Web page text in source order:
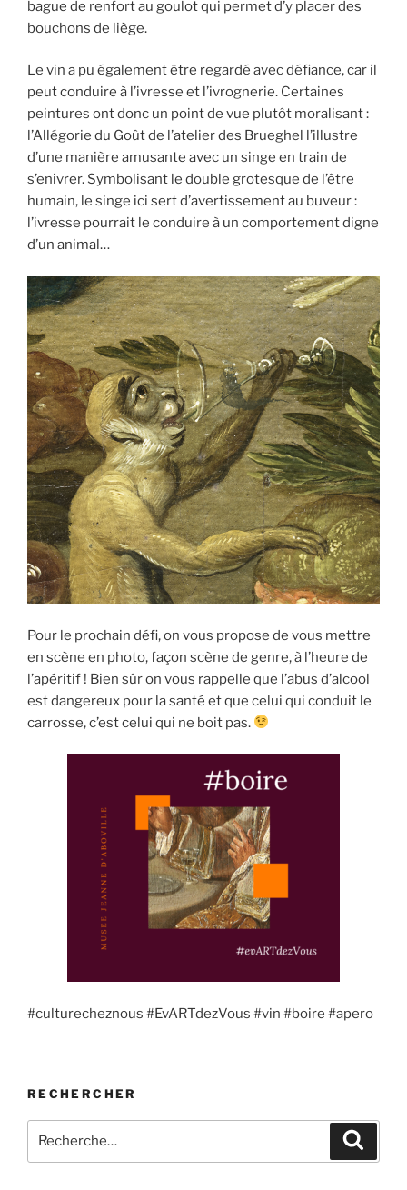
bague de renfort au goulot qui permet d’y placer des
bouchons de liège.
Le vin a pu également être regardé avec défiance, car il
peut conduire à l’ivresse et l’ivrognerie. Certaines
peintures ont donc un point de vue plutôt moralisant :
l’Allégorie du Goût de l’atelier des Brueghel l’illustre
d’une manière amusante avec un singe en train de
s’enivrer. Symbolisant le double grotesque de l’être
humain, le singe ici sert d’avertissement au buveur :
l’ivresse pourrait le conduire à un comportement digne
d’un animal…
Pour le prochain défi, on vous propose de vous mettre
en scène en photo, façon scène de genre, à l’heure de
l’apéritif ! Bien sûr on vous rappelle que l’abus d’alcool
est dangereux pour la santé et que celui qui conduit le
carrosse, c’est celui qui ne boit pas.
#culturecheznous #EvARTdezVous #vin #boire #apero
RECHERCHER
pour